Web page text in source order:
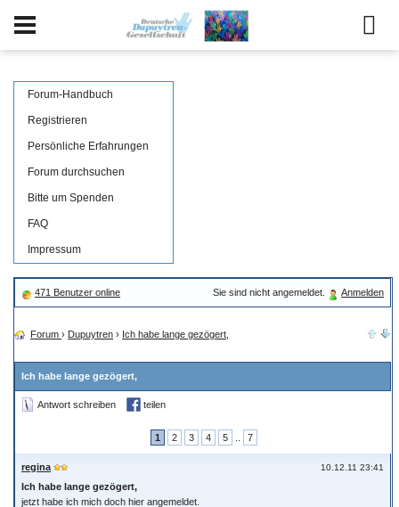
Forum-Handbuch
Registrieren
Persönliche Erfahrungen
Forum durchsuchen
Bitte um Spenden
FAQ
Impressum
471 Benutzer online Sie sind nicht angemeldet. Anmelden
Forum › Dupuytren › Ich habe lange gezögert,
Ich habe lange gezögert,
Antwort schreiben teilen
1 2 3 4 5 7
10.12.11 23:41
regina
Ich habe lange gezögert,
jetzt habe ich mich doch hier angemeldet.